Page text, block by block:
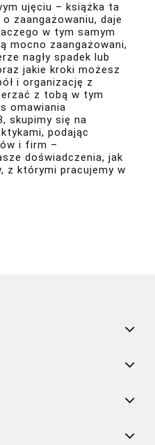
ujęciu – książka ta
zaangażowaniu, daje
w tym samym
mocno zaangażowani,
nagły spadek lub
jakie kroki możesz
i organizację z
z tobą w tym
omawiania
skupimy się na
podając
i firm –
doświadczenia, jak
z którymi pracujemy w